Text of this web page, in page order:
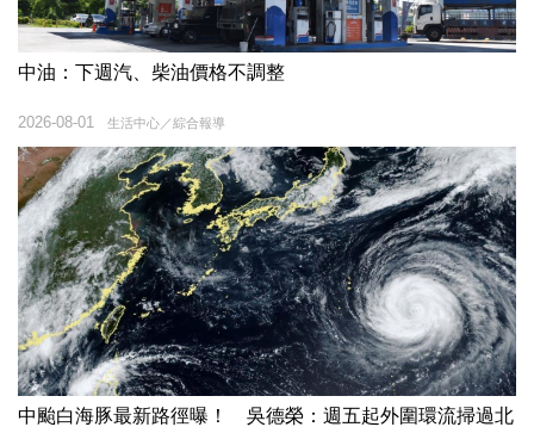
中油：下週汽、柴油價格不調整
生活中心／綜合報導
2026-08-01
中颱白海豚最新路徑曝！ 吳德榮：週五起外圍環流掃過北